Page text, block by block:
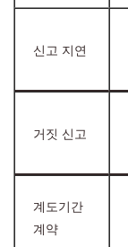
신고 지연
거짓 신고
계도기간
계약